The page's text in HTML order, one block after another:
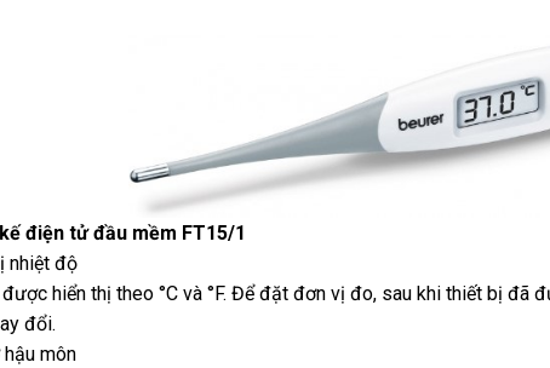
điện tử đầu mềm FT15/1
nhiệt độ
hiển thị theo °C và °F. Để đặt đơn vị đo, sau khi thiết bị đã
đổi.
môn